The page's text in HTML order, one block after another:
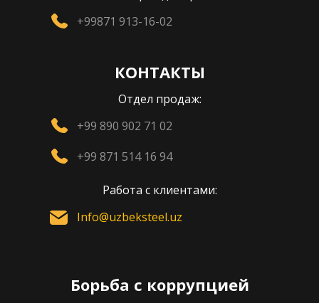
+99871 913-16-02
КОНТАКТЫ
Отдел продаж:
+99 890 902 71 02
+99 871 514 16 94
Работа с клиентами:
Info@uzbeksteel.uz
Борьба с коррупцией